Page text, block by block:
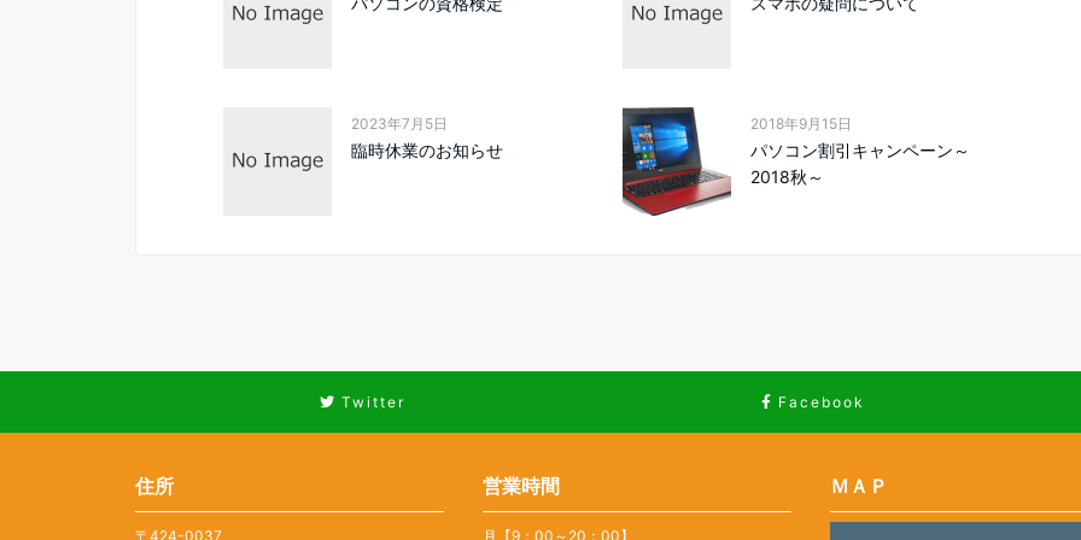
2023年7月5日
臨時休業のお知らせ
2018年9月15日
パソコン割引キャンペーン～
2018秋～
Twitter Facebook
住所
〒424-0037
営業時間
月【9：00～20：00】
ＭＡＰ